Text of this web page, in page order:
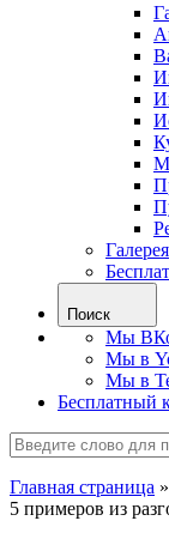
Галерея
Поиск
Мы
Мы в
Мы в
Бесплатный
Главная страница »
5 примеров из